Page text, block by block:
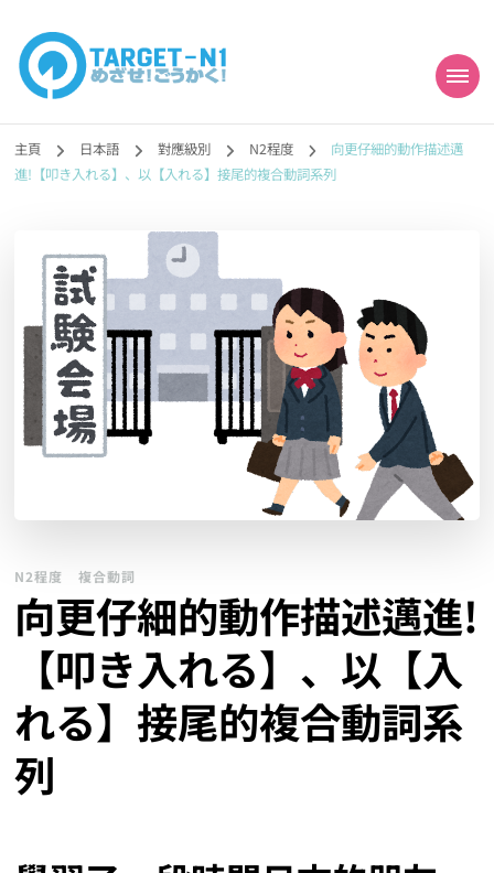
目標!!日本語能力試
N1合格
勉強コンテンツも追加予定!!】
主頁 日本語 對應級別 N2程度
向更仔細的動作描述邁
進!【叩き入れる】、以【入れる】接尾的複合動詞系列
N2程度 複合動詞
向更仔細的動作描述邁進!
【叩き入れる】、以【入
れる】接尾的複合動詞系
列